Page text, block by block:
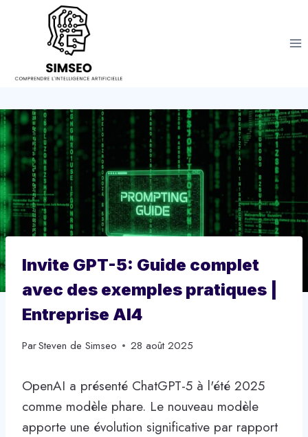
Invite GPT-5: Guide complet
avec des exemples pratiques |
Entreprise AI4
ParSteven de Simseo 28 août 2025
OpenAI a présenté ChatGPT-5 à l'été 2025
comme modèle phare. Le nouveau modèle
apporte une évolution significative par rapport